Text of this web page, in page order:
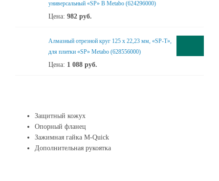
универсальный «SP» B Metabo (624296000)
Цена: 982 руб.
Алмазный отрезной круг 125 x 22,23 мм, «SP-T»,
для плитки «SP» Metabo (628556000)
Цена: 1 088 руб.
Защитный кожух
Опорный фланец
Зажимная гайка M-Quick
Дополнительная рукоятка